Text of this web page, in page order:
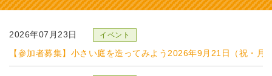
2026年07月23日
【参加者募集】小さい庭を造ってみよう2026年9月21日（祝・月